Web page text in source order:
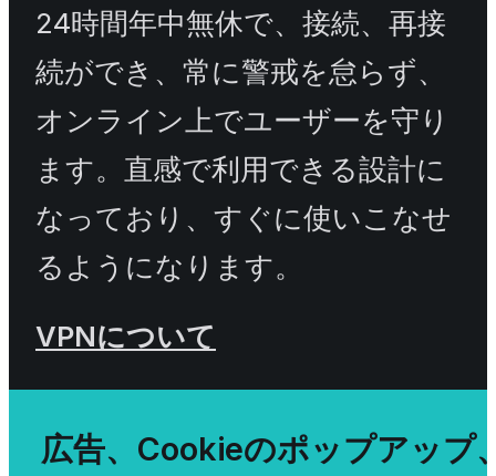
24時間年中無休で、接続、再接
続ができ、常に警戒を怠らず、
オンライン上でユーザーを守り
ます。直感で利用できる設計に
なっており、すぐに使いこなせ
るようになります。
VPNについて
広告、Cookieのポップアップ